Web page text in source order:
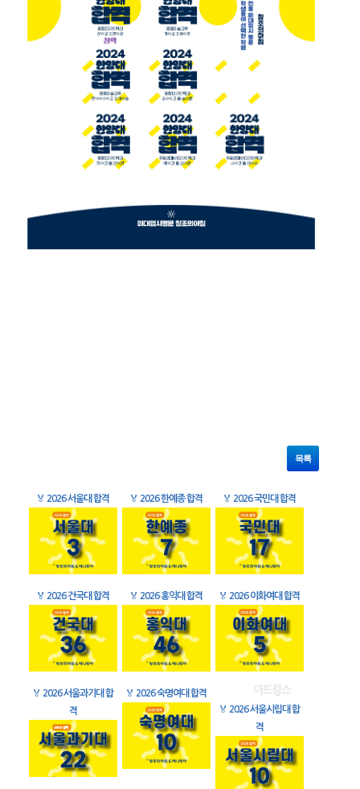
목록
🏅 2026 서울대 합격 🏅 2026 한예종 합격 🏅 2026 국민대 합격
🏅 2026 건국대 합격 🏅 2026 홍익대 합격 🏅 2026 이화여대 합격
🏅 2026 서울과기대 합
격
🏅 2026 숙명여대 합격
🏅 2026 서울시립대 합
격